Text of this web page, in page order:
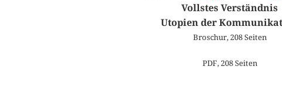
Vollstes Verständnis
Utopien der
Broschur, 208 Seiten
PDF, 208 Seiten